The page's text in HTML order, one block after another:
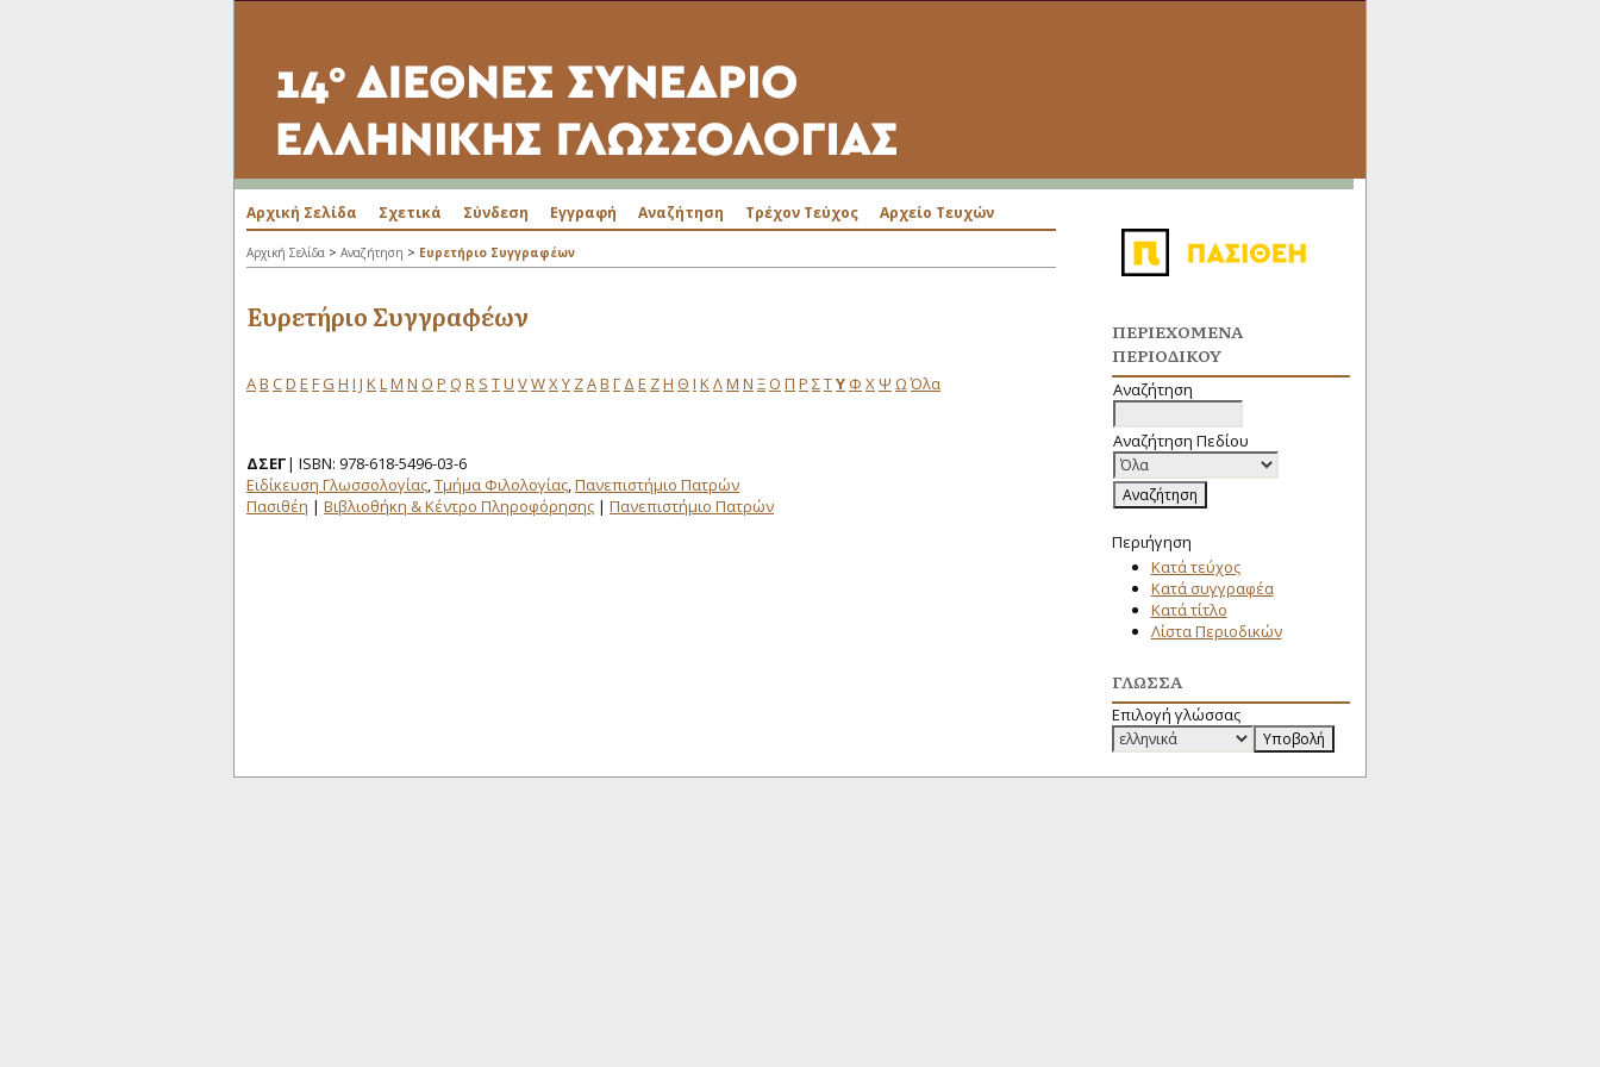
ΠΕΡΙΕΧΌΜΕΝΑ
ΠΕΡΙΟΔΙΚΟΎ
Αναζήτηση
Αναζήτηση Πεδίου
Περιήγηση
Κατά τεύχος
Κατά συγγραφέα
Κατά τίτλο
Λίστα Περιοδικών
ΓΛΏΣΣΑ
Επιλογή γλώσσας
Αρχική Σελίδα Σχετικά Σύνδεση Εγγραφή Αναζήτηση Τρέχον Τεύχος Αρχείο Τευχών
Αρχική Σελίδα > Αναζήτηση > Ευρετήριο Συγγραφέων
Ευρετήριο Συγγραφέων
AB CD E FG H I J KLM N O P Q R S TU VWXY ZΑΒ Γ Δ Ε ΖΗ Θ Ι ΚΛΜ Ν ΞΟ Π Ρ ΣΤΥ Φ ΧΨ ΩΌλα
ΔΣΕΓ| ISBN: 978-618-5496-03-6
Ειδίκευση Γλωσσολογίας,Τμήμα Φιλολογίας,Πανεπιστήμιο Πατρών
Πασιθέη | Βιβλιοθήκη & Κέντρο Πληροφόρησης | Πανεπιστήμιο Πατρών